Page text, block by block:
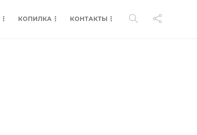
КОПИЛКА КОНТАКТЫ